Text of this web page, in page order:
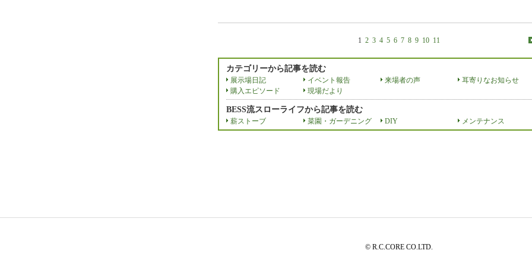
1 2 3 4 5 6 7 8 9 10 11
カテゴリーから記事を読む
展示場日記 イベント報告 来場者の声
耳寄りなお知らせ
購入エピソード
現場だより
BESS流スローライフから記事を読む
薪ストーブ 菜園・ガーデニング DIY メンテナンス
© R.C.CORE CO.LTD.